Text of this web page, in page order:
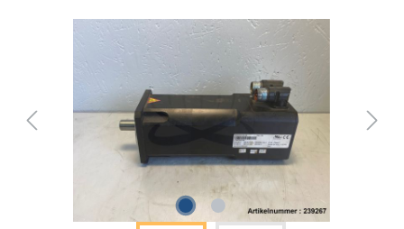
Bildergalerie überspringen